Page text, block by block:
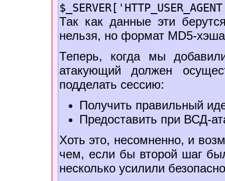
Так как данные эти
нельзя, но формат MD5-
Теперь, когда мы
атакующий должен
подделать сессию:
Получить правильный
Предоставить при ВСД-
Хоть это, несомненно, и
чем, если бы второй шаг
несколько усилили